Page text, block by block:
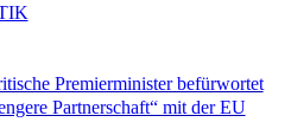
Premierminister befürwortet
Partnerschaft“ mit der EU